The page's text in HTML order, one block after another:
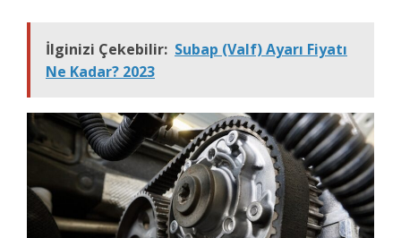
İlginizi Çekebilir: Subap (Valf) Ayarı Fiyatı
Ne Kadar? 2023